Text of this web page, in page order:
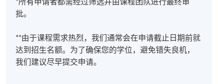
批。
**由于课程需求热烈，我们通常会在申请截止日期前就
达到招生名额。为了确保您的学位，避免错失良机，
我们建议尽早提交申请。